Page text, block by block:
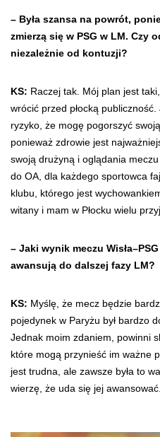
– Była szansa na powrót,
zmierzą się w PSG w LM. Czy
niezależnie od kontuzji?
KS: Raczej tak. Mój plan jest
wrócić przed płocką
ryzyko, że mogę pogorszyć
ponieważ zdrowie jest
swoją drużyną i oglądania
do OA, dla każdego sportowca
klubu, którego jest
witany i mam w Płocku wielu
– Jaki wynik meczu
awansują do dalszej fazy LM?
KS: Myślę, że mecz będzie
pojedynek w Paryżu był bardzo
Jednak moim zdaniem, powinni
które mogą przynieść im ważne
jest trudna, ale zawsze była to
wierzę, że uda się jej awansować.